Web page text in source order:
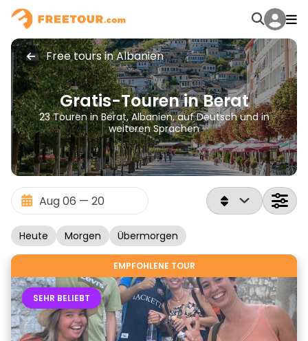
Free tours in Albanien
Gratis-Touren in Berat
23 Touren in Berat, Albanien, auf Deutsch und in
weiteren Sprachen
Heute Morgen Übermorgen
EMPFOHLENE TOUR
SEHR BELIEBT